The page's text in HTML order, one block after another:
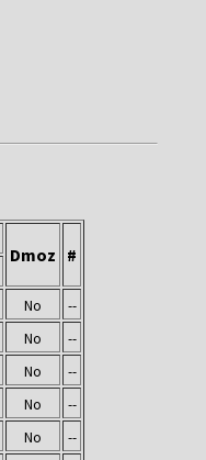
Dmoz #
No
--
No
--
No
--
No
--
No
--